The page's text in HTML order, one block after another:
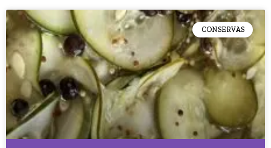
CONSERVAS